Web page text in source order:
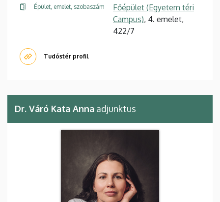
Épület, emelet, szobaszám
Főépület (Egyetem téri
Campus), 4. emelet,
422/7
Tudóstér profil
Dr. Váró Kata Anna adjunktus